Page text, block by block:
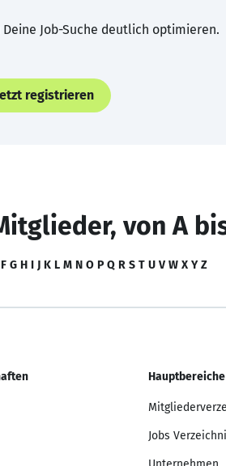
Job-Suche deutlich optimieren.
registrieren
von A
F G H I J K L M N O P Q R S T U V W X Y Z
Hauptbereiche
Jobs